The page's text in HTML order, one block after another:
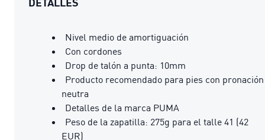
Nivel medio de amortiguación
Con cordones
Drop de talón a punta: 10mm
Producto recomendado para pies con pronación
neutra
Detalles de la marca PUMA
Peso de la zapatilla: 275g para el talle 41 (42
EUR)